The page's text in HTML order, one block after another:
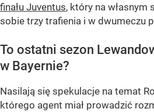
finału Juventus, który na własnym
sobie trzy trafienia i w dwumeczu
To ostatni sezon
w Bayernie?
Nasilają się spekulacje na temat
którego agent miał prowadzić